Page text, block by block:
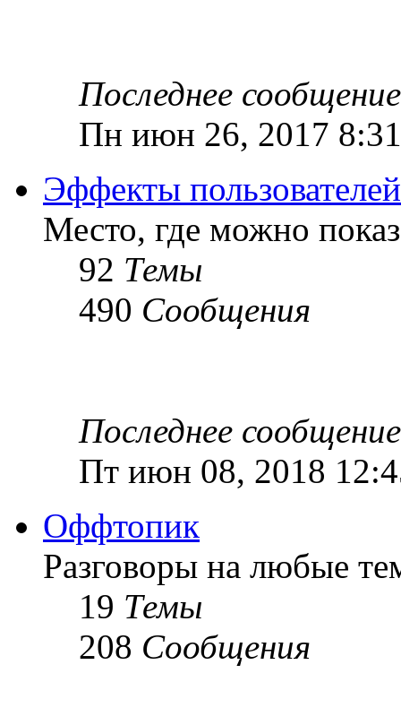
Последнее сообщение
Пн июн 26, 2017
Эффекты пользователей
Место, где можно
92 Темы
490 Сообщения
Последнее сообщение
Пт июн 08, 2018
Оффтопик
Разговоры на любые
19 Темы
208 Сообщения